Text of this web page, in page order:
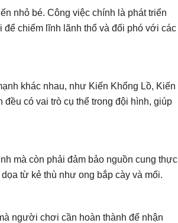
nhỏ bé. Công việc chính là phát triển
chiếm lĩnh lãnh thổ và đối phó với các
khác nhau, như Kiến Khổng Lồ, Kiến
có vai trò cụ thể trong đội hình, giúp
mà còn phải đảm bảo nguồn cung thực
từ kẻ thù như ong bắp cày và mối.
người chơi cần hoàn thành để nhận